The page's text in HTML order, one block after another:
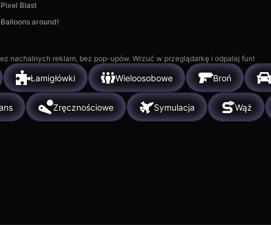
Pixel Blast
Balloons around!
nachalnych reklam, bez pop-upów. Wrzuć w przeglądarkę i odpalaj fun!
Łamigłówki Wieloosobowe Broń
Zręcznościowe Symulacja Wąż